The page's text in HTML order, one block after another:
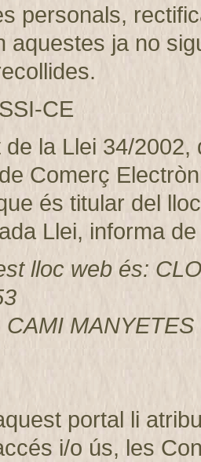
personals,
aquestes ja no
CE
la Llei 34/2002,
Comerç
és titular del
Llei, informa
lloc web és:
portal li
i/o ús, les